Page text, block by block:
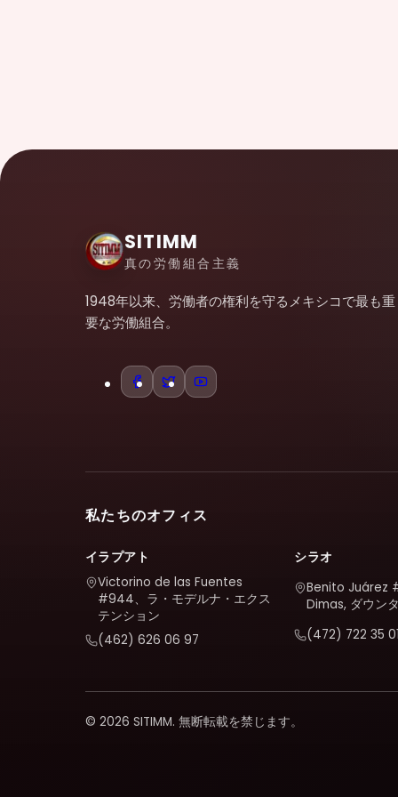
SITIMM
真の労働組合主義
1948年以来、労働者の権利を守るメキシコで最も重
要な労働組合。
私たちのオフィス
イラプアト
Victorino de las Fuentes
#944、ラ・モデルナ・エクス
テンション
(462) 626 06 97
シラオ
Benito Juárez
Dimas, ダウン
(472) 722 35 01
© 2026 SITIMM. 無断転載を禁じます。